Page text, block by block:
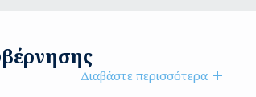
Διαβάστε περισσότερα